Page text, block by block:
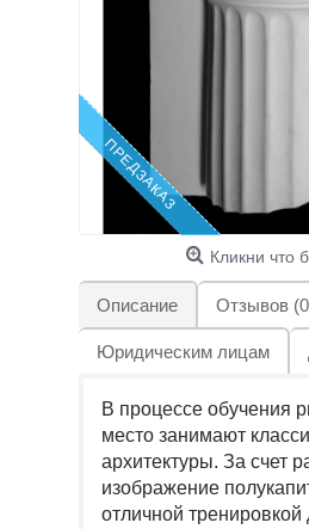
ПРЕДЗАКАЗ
Кликни что
Описание Отзывов
Юридическим лицам
В процессе обучения
место занимают
архитектуры. За счет
изображение
отличной